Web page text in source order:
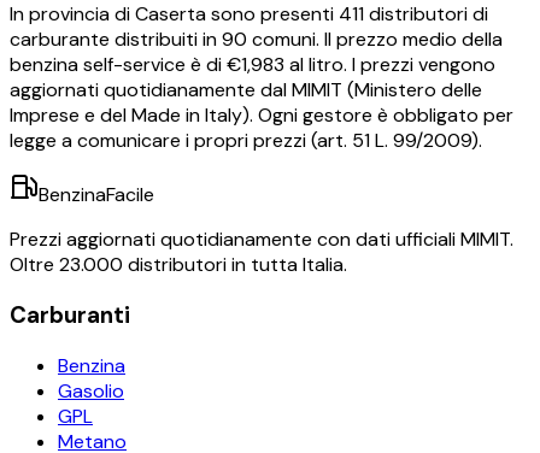
In provincia diCasertasono presenti 411distributori di
carburante distribuiti in90 comuni. Il prezzo medio della
benzina self-service è di €1,983 al litro. I prezzi vengono
aggiornati quotidianamente dal MIMIT (Ministero delle
Imprese e del Made in Italy). Ogni gestore è obbligato per
legge a comunicare i propri prezzi (art. 51 L. 99/2009).
BenzinaFacile
Prezzi aggiornati quotidianamente con dati ufficiali MIMIT.
Oltre 23.000 distributori in tutta Italia.
Carburanti
Benzina
Gasolio
GPL
Metano